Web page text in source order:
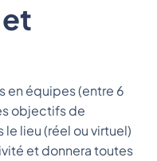
en équipes (entre 6
objectifs de
lieu (réel ou virtuel)
et donnera toutes